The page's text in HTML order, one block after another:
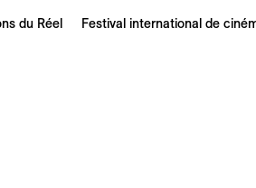
du Réel Festival international de